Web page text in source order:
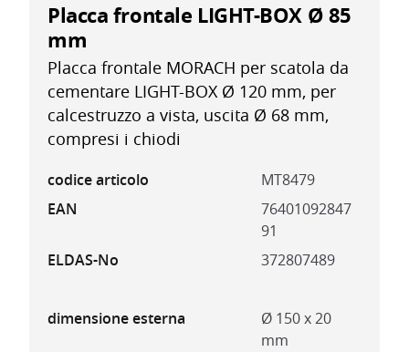
Placca frontale LIGHT-BOX Ø 85
mm
Placca frontale MORACH per scatola da
cementare LIGHT-BOX Ø 120 mm, per
calcestruzzo a vista, uscita Ø 68 mm,
compresi i chiodi
codice articolo
MT8479
EAN
76401092847
91
ELDAS-No
372807489
dimensione esterna
Ø 150 x 20
mm